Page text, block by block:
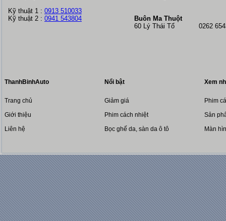
Kỹ thuật 1 : 0913 510033
Kỹ thuật 2 : 0941 543804
Buôn Ma Thuột
60 Lý Thái Tổ 0262
ThanhBinhAuto
Trang chủ
Giới thiệu
Liên hệ
Nổi bật
Giảm giá
Phim cách nhiệt
Bọc ghế da, sàn da ô tô
Xem
Phim
Sản
Màn